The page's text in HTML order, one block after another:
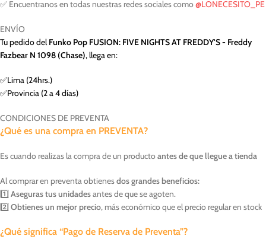
✅ Encuentranos en todas nuestras redes sociales como@LONECESITO_PE
ENVÍO
Tu pedido delFunko Pop FUSION: FIVE NIGHTS AT FREDDY'S - Freddy
Fazbear N 1098 (Chase), llega en:
✅Lima (24hrs.)
✅Provincia (2 a 4 días)
CONDICIONES DE PREVENTA
¿Qué es una compra en PREVENTA?
Es cuando realizas la compra de un productoantes de que llegue a tienda
Al comprar en preventa obtienesdos grandes beneficios:
1️⃣ Aseguras tus unidadesantes de que se agoten.
2️⃣ Obtienes un mejor precio, más económico que el precio regular en stock
¿Qué significa “Pago de Reserva de Preventa”?